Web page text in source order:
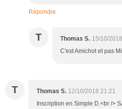
Répondre
T Thomas S. 15/10/
C'est Amichot et pas
T Thomas S. 12/10/2018 21:21
Inscription en Simple D.<br />